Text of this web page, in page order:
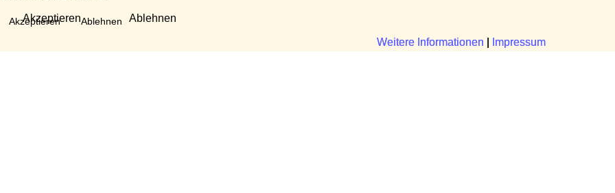
Akzeptieren Ablehnen
Weitere Informationen Impressum
Akzeptieren Ablehnen
Weitere Informationen Impressum